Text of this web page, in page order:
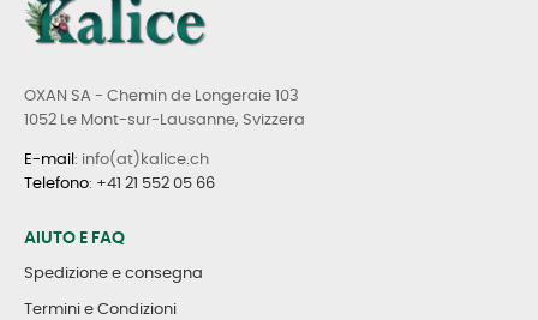
OXAN SA - Chemin de Longeraie 103
1052 Le Mont-sur-Lausanne, Svizzera
E-mail : info(at)kalice.ch
Telefono: +41 21 552 05 66
AIUTO E FAQ
Spedizione e consegna
Termini e Condizioni